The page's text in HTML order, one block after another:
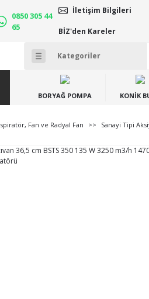
0850 305 44
65
İletişim Bilgileri
BİZ'den Kareler
BORYAĞ POMPA KONİK
Fan ve Radyal Fan Sanayi Tipi